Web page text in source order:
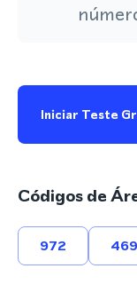
Iniciar Teste
Códigos de
972 469